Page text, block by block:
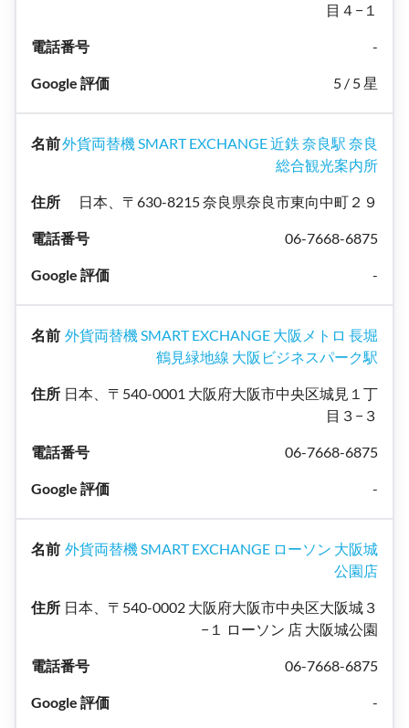
目４−１
-
5 / 5 星
外貨両替機 SMART EXCHANGE 近鉄 奈良駅 奈良
総合観光案内所
日本、〒630-8215 奈良県奈良市東向中町２９
06-7668-6875
-
外貨両替機 SMART EXCHANGE 大阪メトロ 長堀
鶴見緑地線 大阪ビジネスパーク駅
日本、〒540-0001 大阪府大阪市中央区城見１丁
目３−３
06-7668-6875
-
外貨両替機 SMART EXCHANGE ローソン 大阪城
公園店
日本、〒540-0002 大阪府大阪市中央区大阪城３
−１ ローソン 店 大阪城公園
06-7668-6875
-